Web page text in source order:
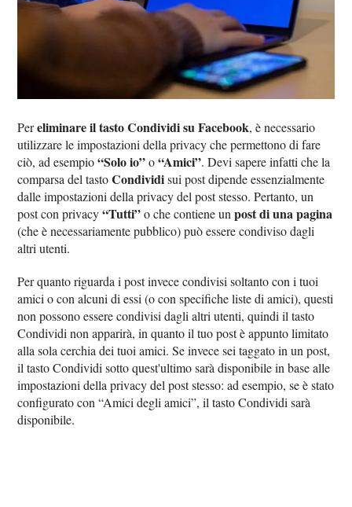
Pereliminare il tasto Condividi su Facebook, è necessario
utilizzare le impostazioni della privacy che permettono di fare
ciò, ad esempio“Solo io”o“Amici”. Devi sapere infatti che la
comparsa del tastoCondividisui post dipende essenzialmente
dalle impostazioni della privacy del post stesso. Pertanto, un
post con privacy“Tutti”o che contiene unpost di una pagina
(che è necessariamente pubblico) può essere condiviso dagli
altri utenti.
Per quanto riguarda i post invece condivisi soltanto con i tuoi
amici o con alcuni di essi (o con specifiche liste di amici), questi
non possono essere condivisi dagli altri utenti, quindi il tasto
Condividi non apparirà, in quanto il tuo post è appunto limitato
alla sola cerchia dei tuoi amici. Se invece sei taggato in un post,
il tasto Condividi sotto quest'ultimo sarà disponibile in base alle
impostazioni della privacy del post stesso: ad esempio, se è stato
configurato con “Amici degli amici”, il tasto Condividi sarà
disponibile.